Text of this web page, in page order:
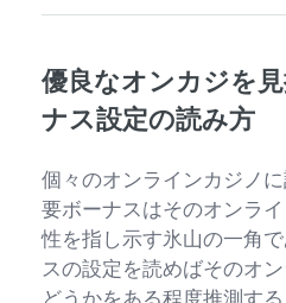
優良なオンカジを
ナス設定の読み方
個々のオンラインカジノ
要ボーナスはそのオンラ
性を指し示す氷山の一角
スの設定を読めばそのオ
どうかをある程度推測す